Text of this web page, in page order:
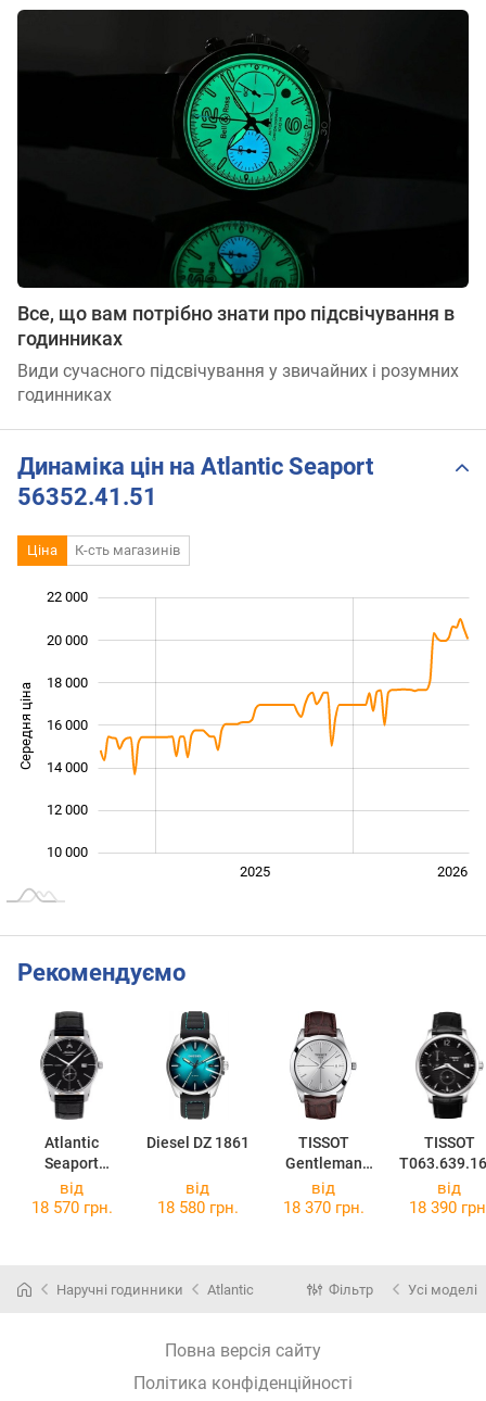
Все, що вам потрібно знати про підсвічування в
годинниках
Види сучасного підсвічування у звичайних і розумних
годинниках
Динаміка цін на Atlantic Seaport
56352.41.51
Ціна К-сть магазинів
Середня ціна 10 000
10 000
12 000
14 000
16 000
18 000
20 000
22 000
2025 2026
Рекомендуємо
Atlantic
Seaport
56352.41.61
Diesel DZ 1861
TISSOT
Gentleman
T127.410.16.0
31.01
TISSOT
57.00
від
18 570 грн.
від
18 580 грн.
від
18 370 грн.
від
18 390
Наручні годинники Atlantic Фільтр Усі моделі
Повна версія сайту
Політика конфіденційності